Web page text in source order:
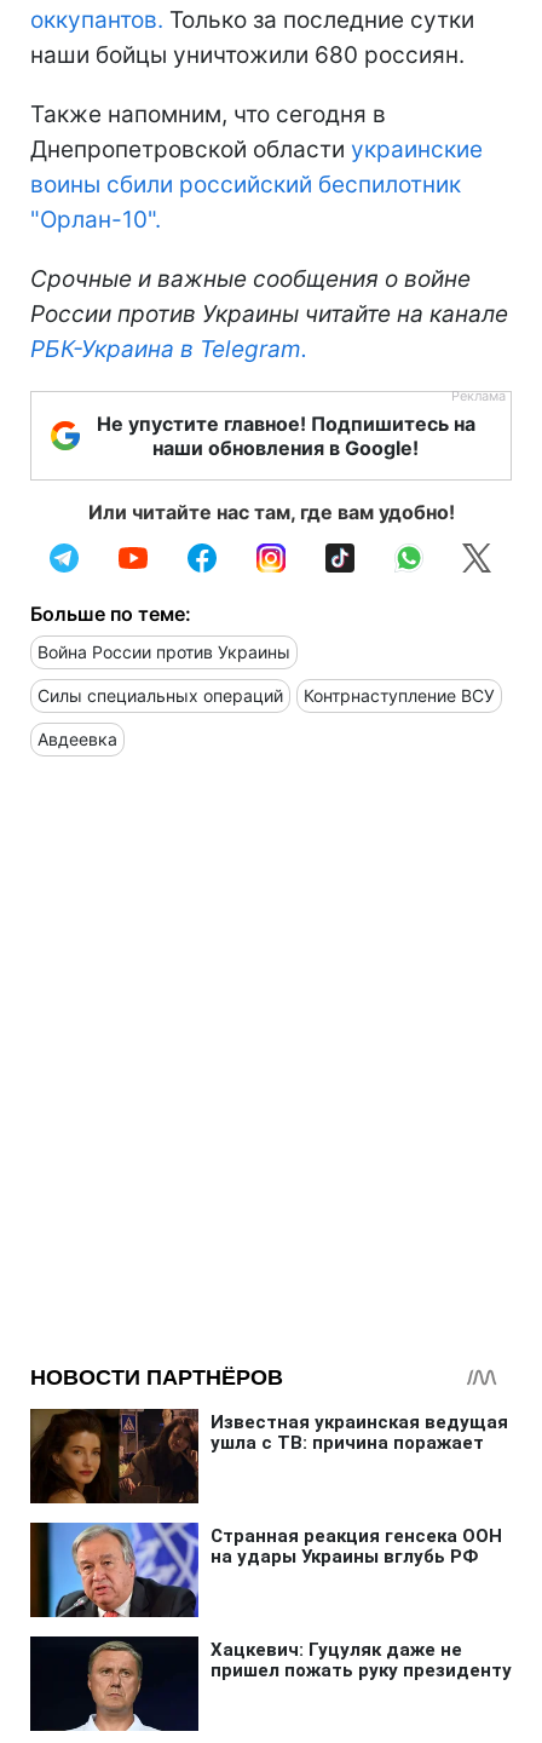
оккупантов. Только за последние сутки
наши бойцы уничтожили 680 россиян.
Также напомним, что сегодня в
Днепропетровской области украинские
воины сбили российский беспилотник
"Орлан-10".
Срочные и важные сообщения о войне
России против Украины читайте на канале
РБК-Украина в Telegram.
Не упустите главное! Подпишитесь на
наши обновления в Google!
Или читайте нас там, где вам удобно!
Больше по теме:
Война России против Украины
Силы специальных операций Контрнаступление ВСУ
Авдеевка